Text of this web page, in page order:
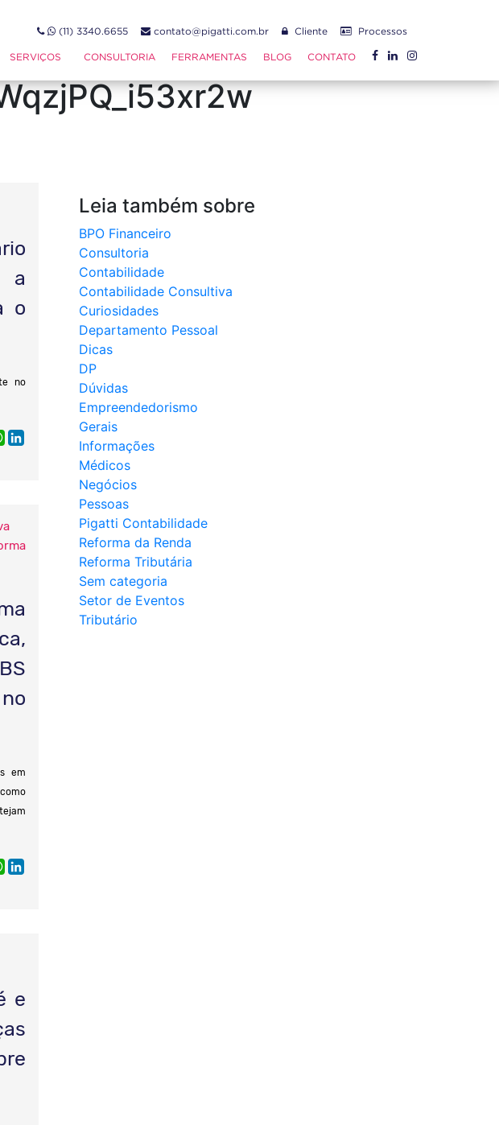
SERVIÇOS CONSULTORIA FERRAMENTAS BLOG CONTATO
(11) 3340.6655 contato@pigatti.com.br Cliente Processos
a
o
no
WhatsApp
em
WhatsApp
e
Leia também sobre
BPO Financeiro
Consultoria
Contabilidade
Contabilidade Consultiva
Curiosidades
Departamento Pessoal
Dicas
DP
Dúvidas
Empreendedorismo
Gerais
Informações
Médicos
Negócios
Pessoas
Pigatti Contabilidade
Reforma da Renda
Reforma Tributária
Sem categoria
Setor de Eventos
Tributário